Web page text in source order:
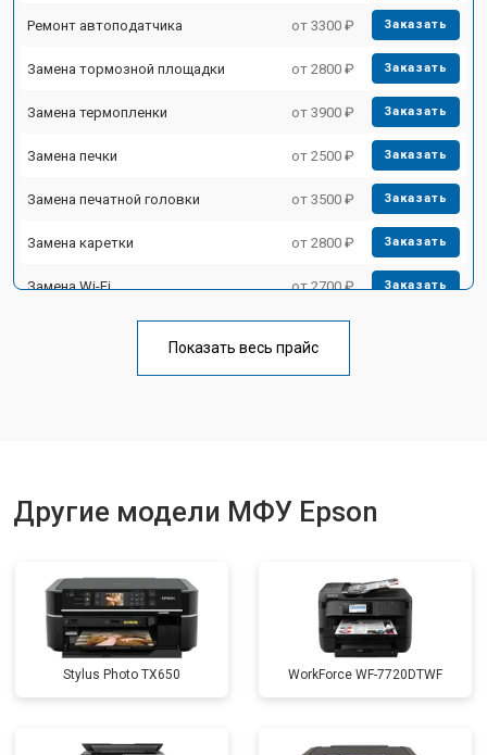
Ремонт автоподатчика от 3300 ₽ Заказать
Замена тормозной площадки от 2800 ₽ Заказать
Замена термопленки от 3900 ₽ Заказать
Замена печки от 2500 ₽ Заказать
Замена печатной головки от 3500 ₽ Заказать
Замена каретки от 2800 ₽ Заказать
Замена Wi-Fi от 2700 ₽ Заказать
от 3500 ₽
Показать весь прайс
Другие модели МФУ Epson
Stylus Photo TX650 WorkForce WF-7720DTWF